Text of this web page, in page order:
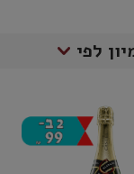
לפי